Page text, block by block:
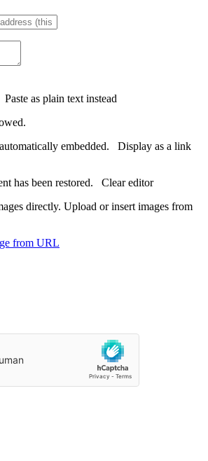
Paste as plain text instead
embedded. Display as a link
has been restored. Clear editor
directly. Upload or insert images from
from URL